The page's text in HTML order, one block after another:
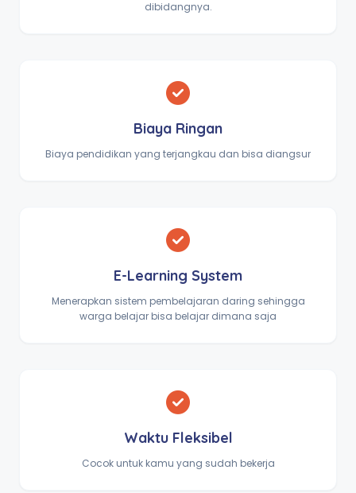
dibidangnya.
Biaya Ringan
Biaya pendidikan yang terjangkau dan bisa diangsur
E-Learning System
Menerapkan sistem pembelajaran daring sehingga
warga belajar bisa belajar dimana saja
Waktu Fleksibel
Cocok untuk kamu yang sudah bekerja